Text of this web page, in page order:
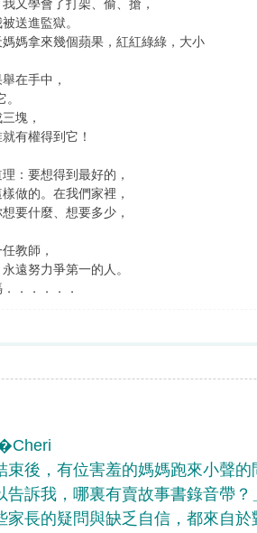
又學會了打架、偷、搶，
送進監獄。
媽拿來幾個蘋果，紅紅綠綠，大小
在手中，
塊，
有權得到它！
：要想得到最好的，
做的。在我們家裡，
要什麼、想要多少，
教師，
遠努力爭第一的人。
．．．．．
後，有位害羞的媽媽跑來小聲
訴我，哪裏有賣故事書錄音帶
長的疑問與缺乏自信，都來自於